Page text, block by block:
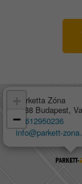
Parketta Zóna
1188 Budapest,
+3612950236
info@parkett-
−